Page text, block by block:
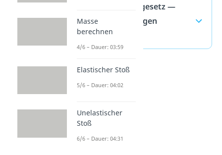
Gravitationsgesetz —
häufigste Fragen
(ausklappen)
Masse
berechnen
4/6 – Dauer: 03:59
Elastischer Stoß
5/6 – Dauer: 04:02
Unelastischer
Stoß
6/6 – Dauer: 04:31